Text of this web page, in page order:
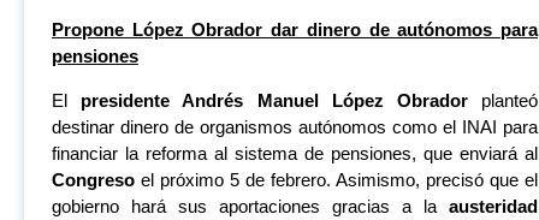
Propone López Obrador dar dinero de autónomos para
pensiones
El presidente Andrés Manuel López Obrador planteó
destinar dinero de organismos autónomos como el INAI para
financiar la reforma al sistema de pensiones, que enviará al
Congreso el próximo 5 de febrero. Asimismo, precisó que el
gobierno hará sus aportaciones gracias a la austeridad